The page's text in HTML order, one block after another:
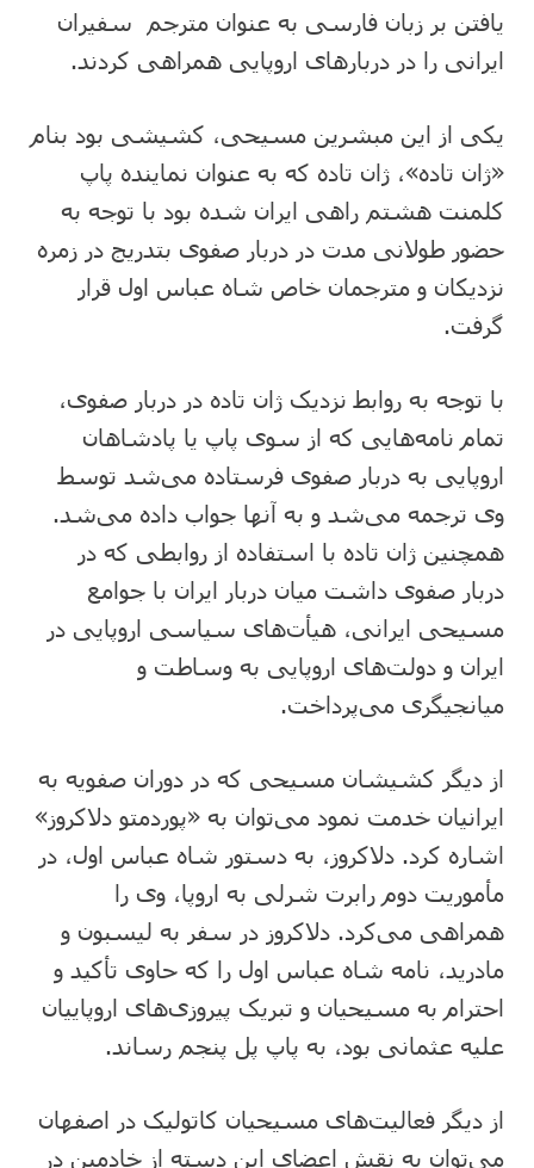
یافتن بر زبان فارسی به عنوان مترجم سفیران
ایرانی را در دربار‌های اروپایی همراهی کردند.
یکی از این مبشرین مسیحی، کشیشی بود بنام
«ژان تاده»، ژان تاده که به عنوان نماینده پاپ
کلمنت هشتم راهی ایران شده بود با توجه به
حضور طولانی مدت در دربار صفوی بتدریج در زمره
نزدیکان و مترجمان خاص شاه عباس اول قرار
گرفت.
با توجه به روابط نزدیک ژان تاده در دربار صفوی،
تمام نامه‌هایی که از سوی پاپ یا پادشاهان
اروپایی به دربار صفوی فرستاده می‌شد توسط
وی ترجمه می‌شد و به آنها جواب داده می‌شد.
همچنین ژان تاده با استفاده از روابطی که در
دربار صفوی داشت میان دربار ایران با جوامع
مسیحی ایرانی، هیأت‌های سیاسی اروپایی در
ایران و دولت‌های اروپایی به وساطت و
میانجیگری می‌پرداخت.
از دیگر کشیشان مسیحی که در دوران صفویه به
ایرانیان خدمت نمود می‌توان به «پوردمتو دلاکروز»
اشاره کرد. دلاکروز، به دستور شاه عباس اول، در
مأموریت دوم رابرت شرلی به اروپا، وی را
همراهی می‌کرد. دلاکروز در سفر به لیسبون و
مادرید، نامه‌ شاه عباس اول را که حاوی تأکید و
احترام به مسیحیان و تبریک پیروزی‌های اروپاییان
علیه عثمانی بود، به پاپ پل پنجم رساند.
از دیگر فعالیت‌های مسیحیان کاتولیک در اصفهان
می‌توان به نقش اعضای این دسته از خادمین در